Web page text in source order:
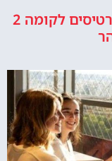
ארוחת צהריים במגדל אייפל + כרטיסים לקומה 2